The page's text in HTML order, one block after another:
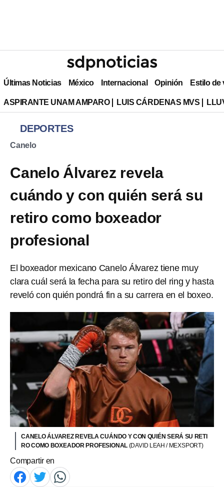
Últimas Noticias México Internacional Opinión Estilo de
ASPIRANTE UNAM AMPARO LUIS CÁRDENAS MVS
DEPORTES
Canelo
Canelo Álvarez revela
cuándo y con quién será su
retiro como boxeador
profesional
El boxeador mexicano Canelo Álvarez tiene muy
clara cuál será la fecha para su retiro del ring y hasta
reveló con quién pondrá fin a su carrera en el boxeo.
CANELO ÁLVAREZ REVELA CUÁNDO Y CON QUIÉN SERÁ SU RETI
RO COMO BOXEADOR PROFESIONAL (DAVID LEAH / MEXSPORT)
Compartir en